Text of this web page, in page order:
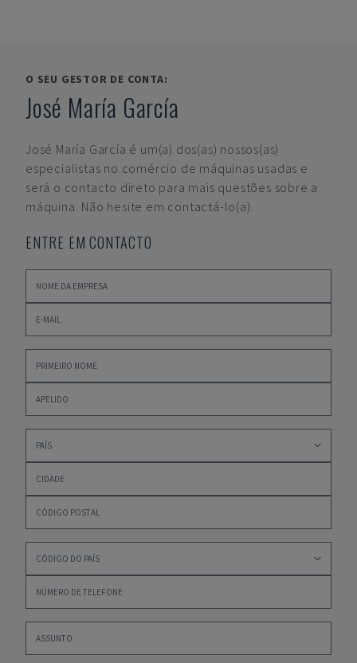
O SEU GESTOR DE CONTA:
José María García
José María García é um(a) dos(as) nossos(as)
especialistas no comércio de máquinas usadas e
será o contacto direto para mais questões sobre a
máquina. Não hesite em contactá-lo(a).
ENTRE EM CONTACTO